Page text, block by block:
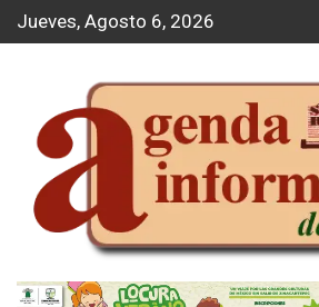
Jueves, Agosto 6, 2026
Agenda Informativa